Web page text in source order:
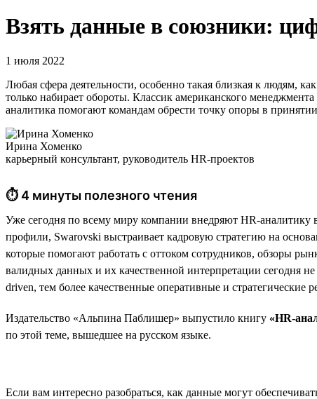
Взять данные в союзники:
1 июля 2022
Любая сфера деятельности, особенно такая близкая к людям,
только набирает обороты. Классик американского
аналитика помогают командам обрести точку опоры в
Ирина Хоменко
карьерный консультант, руководитель HR-проектов
⏱ 4 минуты полезного чтения
Уже сегодня по всему миру компании внедряют HR-аналитику
профили, Swarovski выстраивает кадровую стратегию на
которые помогают работать с оттоком сотрудников, обзоры
валидных данных и их качественной интерпретации сегодня
driven, тем более качественные оперативные и
Издательство «Альпина Паблишер» выпустило книгу «HR-
по этой теме, вышедшее на русском языке.
Если вам интересно разобраться, как данные могут